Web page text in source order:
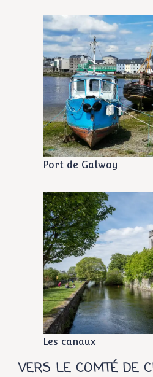
Port de Galway
Les canaux
VERS LE COMTÉ DE